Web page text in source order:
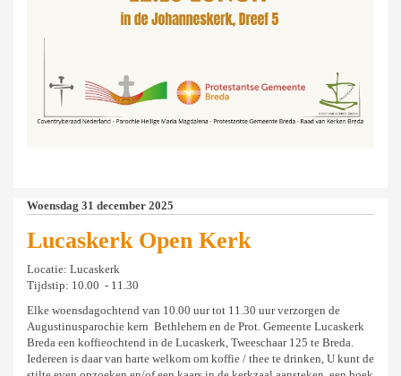
Woensdag 31 december 2025
Lucaskerk Open Kerk
Locatie: Lucaskerk
Tijdstip: 10.00 - 11.30
Elke woensdagochtend van 10.00 uur tot 11.30 uur verzorgen de
Augustinusparochie kern Bethlehem en de Prot. Gemeente Lucaskerk
Breda een koffieochtend in de Lucaskerk, Tweeschaar 125 te Breda.
Iedereen is daar van harte welkom om koffie / thee te drinken, U kunt de